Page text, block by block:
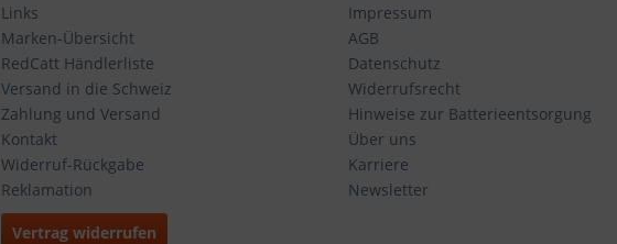
Links
Marken-Übersicht
RedCatt Händlerliste
Versand in die Schweiz
Zahlung und Versand
Kontakt
Widerruf-Rückgabe
Reklamation
Vertrag widerrufen
Impressum
AGB
Datenschutz
Widerrufsrecht
Hinweise zur Batterieentsorgung
Über uns
Karriere
Newsletter